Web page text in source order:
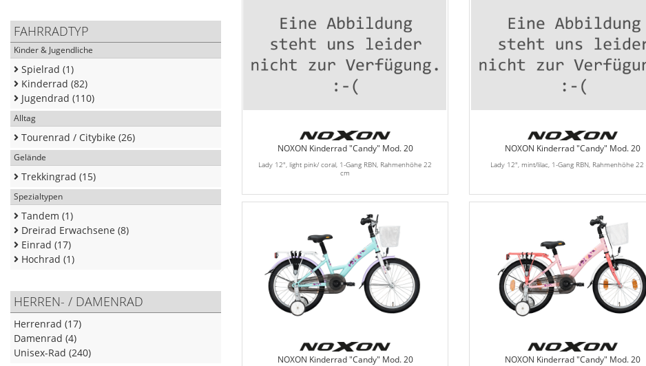
FAHRRADTYP
Kinder & Jugendliche
Spielrad (1)
Kinderrad (82)
Jugendrad (110)
Alltag
Tourenrad / Citybike (26)
Gelände
Trekkingrad (15)
Spezialtypen
Tandem (1)
Dreirad Erwachsene (8)
Einrad (17)
Hochrad (1)
HERREN- / DAMENRAD
Herrenrad (17)
Damenrad (4)
Unisex-Rad (240)
NOXON Kinderrad "Candy" Mod. 20
Lady 12", light pink/ coral, 1-Gang RBN, Rahmenhöhe 22
cm
NOXON Kinderrad "Candy" Mod. 20
Lady 12", mint/lilac, 1-Gang RBN, Rahmenhöhe 22
NOXON Kinderrad "Candy" Mod. 20 NOXON Kinderrad "Candy" Mod. 20